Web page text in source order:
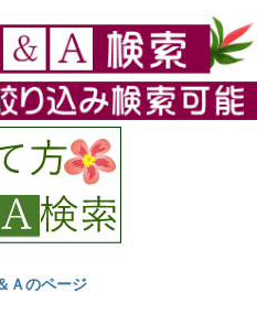
後は、在庫の確認時
認させていただき、
だいております。ル
ジナルの陶器鉢植えの
で出荷前に、観葉植
後も長く楽しんでい
がら植え込みをさせ
プの本店サイトは、
舗で商品数最大】長く
「観葉植物ギフ
しゃれな毎日！ブル
年の販売実績と充実
の専門店。新鮮で元
、当店で納得がいっ
Ａのページ